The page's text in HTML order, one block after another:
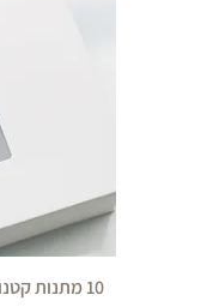
10 מתנות